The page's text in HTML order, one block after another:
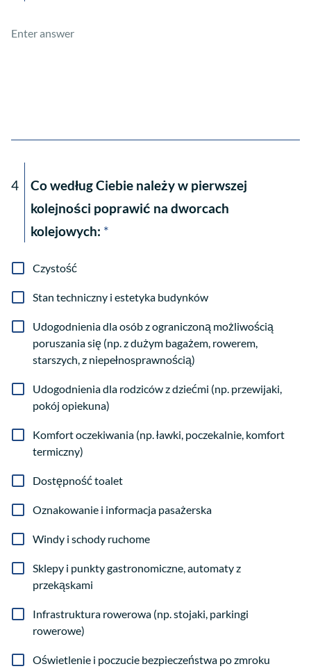
4
Co według Ciebie należy w pierwszej
kolejności poprawić na dworcach
kolejowych: *
Czystość
Stan techniczny i estetyka budynków
Udogodnienia dla osób z ograniczoną możliwością
poruszania się (np. z dużym bagażem, rowerem,
starszych, z niepełnosprawnością)
Udogodnienia dla rodziców z dziećmi (np. przewijaki,
pokój opiekuna)
Komfort oczekiwania (np. ławki, poczekalnie, komfort
termiczny)
Dostępność toalet
Oznakowanie i informacja pasażerska
Windy i schody ruchome
Sklepy i punkty gastronomiczne, automaty z
przekąskami
Infrastruktura rowerowa (np. stojaki, parkingi
rowerowe)
Oświetlenie i poczucie bezpieczeństwa po zmroku